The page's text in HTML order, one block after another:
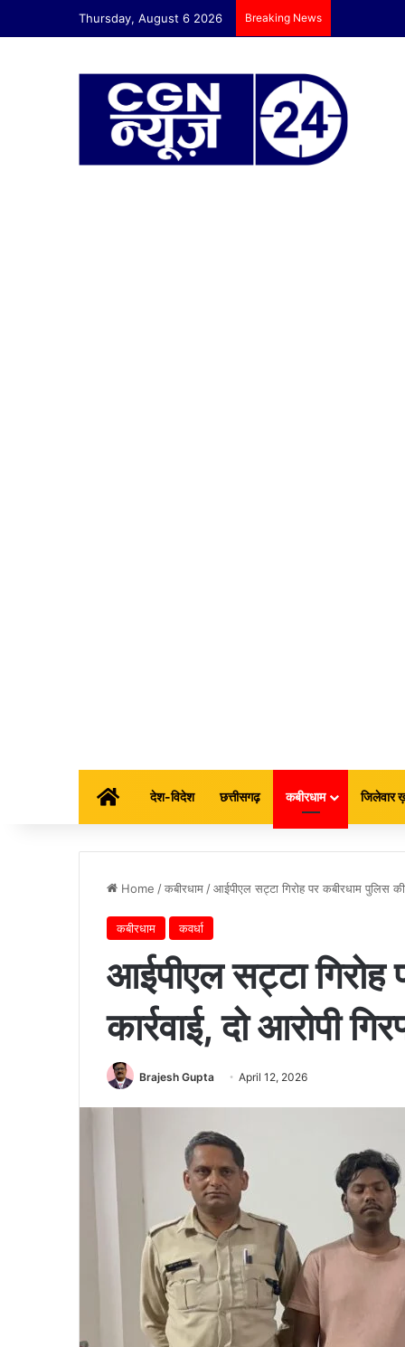
Thursday, August 6 2026 Breaking News
होम देश-विदेश छत्तीसगढ़ कबीरधाम जिलेवार
Home /कबीरधाम /आईपीएल सट्टा गिरोह पर कबीरधाम पुलिस की
कबीरधाम कवर्धा
आईपीएल सट्टा गिरोह
कार्रवाई, दो आरोपी
Brajesh Gupta April 12, 2026